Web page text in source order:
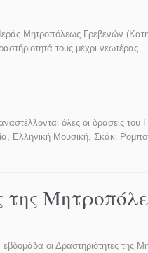
Μητροπόλεως Γρεβενών
τους μέχρι νεωτέρας.
όλες οι δράσεις του
Ελληνική Μουσική, Σκάκι
της
οι Δραστηριότητες της